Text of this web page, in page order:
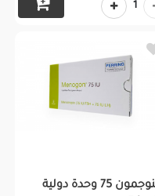
1
مينوجمون 75 وحدة دولية